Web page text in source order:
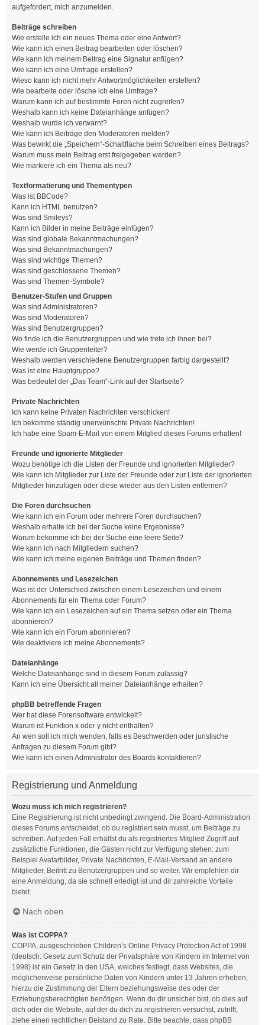
aufgefordert, mich anzumelden.
Beiträge schreiben
Wie erstelle ich ein neues Thema oder eine Antwort?
Wie kann ich einen Beitrag bearbeiten oder löschen?
Wie kann ich meinem Beitrag eine Signatur anfügen?
Wie kann ich eine Umfrage erstellen?
Wieso kann ich nicht mehr Antwortmöglichkeiten erstellen?
Wie bearbeite oder lösche ich eine Umfrage?
Warum kann ich auf bestimmte Foren nicht zugreifen?
Weshalb kann ich keine Dateianhänge anfügen?
Weshalb wurde ich verwarnt?
Wie kann ich Beiträge den Moderatoren melden?
Was bewirkt die „Speichern“-Schaltfläche beim Schreiben eines Beitrags?
Warum muss mein Beitrag erst freigegeben werden?
Wie markiere ich ein Thema als neu?
Textformatierung und Thementypen
Was ist BBCode?
Kann ich HTML benutzen?
Was sind Smileys?
Kann ich Bilder in meine Beiträge einfügen?
Was sind globale Bekanntmachungen?
Was sind Bekanntmachungen?
Was sind wichtige Themen?
Was sind geschlossene Themen?
Was sind Themen-Symbole?
Benutzer-Stufen und Gruppen
Was sind Administratoren?
Was sind Moderatoren?
Was sind Benutzergruppen?
Wo finde ich die Benutzergruppen und wie trete ich ihnen bei?
Wie werde ich Gruppenleiter?
Weshalb werden verschiedene Benutzergruppen farbig dargestellt?
Was ist eine Hauptgruppe?
Was bedeutet der „Das Team“-Link auf der Startseite?
Private Nachrichten
Ich kann keine Privaten Nachrichten verschicken!
Ich bekomme ständig unerwünschte Private Nachrichten!
Ich habe eine Spam-E-Mail von einem Mitglied dieses Forums erhalten!
Freunde und ignorierte Mitglieder
Wozu benötige ich die Listen der Freunde und ignorierten Mitglieder?
Wie kann ich Mitglieder zur Liste der Freunde oder zur Liste der ignorierten
Mitglieder hinzufügen oder diese wieder aus den Listen entfernen?
Die Foren durchsuchen
Wie kann ich ein Forum oder mehrere Foren durchsuchen?
Weshalb erhalte ich bei der Suche keine Ergebnisse?
Warum bekomme ich bei der Suche eine leere Seite?
Wie kann ich nach Mitgliedern suchen?
Wie kann ich meine eigenen Beiträge und Themen finden?
Abonnements und Lesezeichen
Was ist der Unterschied zwischen einem Lesezeichen und einem
Abonnements für ein Thema oder Forum?
Wie kann ich ein Lesezeichen auf ein Thema setzen oder ein Thema
abonnieren?
Wie kann ich ein Forum abonnieren?
Wie deaktiviere ich meine Abonnements?
Dateianhänge
Welche Dateianhänge sind in diesem Forum zulässig?
Kann ich eine Übersicht all meiner Dateianhänge erhalten?
phpBB betreffende Fragen
Wer hat diese Forensoftware entwickelt?
Warum ist Funktion x oder y nicht enthalten?
An wen soll ich mich wenden, falls es Beschwerden oder juristische
Anfragen zu diesem Forum gibt?
Wie kann ich einen Administrator des Boards kontaktieren?
Registrierung und Anmeldung
Wozu muss ich mich registrieren?
Eine Registrierung ist nicht unbedingt zwingend. Die Board-Administration
dieses Forums entscheidet, ob du registriert sein musst, um Beiträge zu
schreiben. Auf jeden Fall erhältst du als registriertes Mitglied Zugriff auf
zusätzliche Funktionen, die Gästen nicht zur Verfügung stehen: zum
Beispiel Avatarbilder, Private Nachrichten, E-Mail-Versand an andere
Mitglieder, Beitritt zu Benutzergruppen und so weiter. Wir empfehlen dir
eine Anmeldung, da sie schnell erledigt ist und dir zahlreiche Vorteile
bietet.
Nach oben
Was ist COPPA?
COPPA, ausgeschrieben Children’s Online Privacy Protection Act of 1998
(deutsch: Gesetz zum Schutz der Privatsphäre von Kindern im Internet von
1998) ist ein Gesetz in den USA, welches festlegt, dass Websites, die
möglicherweise persönliche Daten von Kindern unter 13 Jahren erheben,
hierzu die Zustimmung der Eltern beziehungsweise des oder der
Erziehungsberechtigten benötigen. Wenn du dir unsicher bist, ob dies auf
dich oder die Website, auf der du dich zu registrieren versuchst, zutrifft,
ziehe einen rechtlichen Beistand zu Rate. Bitte beachte, dass phpBB